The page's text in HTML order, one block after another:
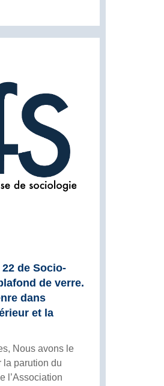
de Socio-
de verre.
dans
et la
Nous avons le
la parution du
l’Association